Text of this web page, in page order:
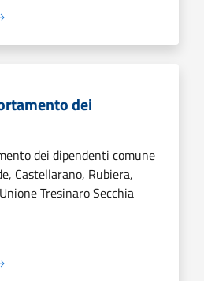
dei
dei dipendenti comune
Castellarano, Rubiera,
Tresinaro Secchia